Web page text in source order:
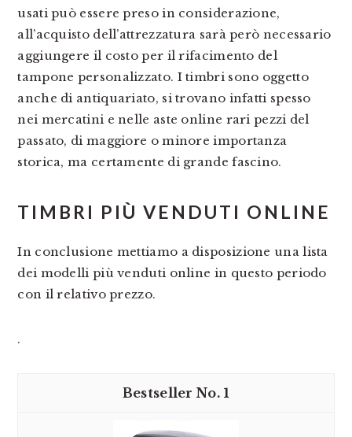
usati può essere preso in considerazione,
all’acquisto dell’attrezzatura sarà però necessario
aggiungere il costo per il rifacimento del
tampone personalizzato. I timbri sono oggetto
anche di antiquariato, si trovano infatti spesso
nei mercatini e nelle aste online rari pezzi del
passato, di maggiore o minore importanza
storica, ma certamente di grande fascino.
TIMBRI PIÙ VENDUTI ONLINE
In conclusione mettiamo a disposizione una lista
dei modelli più venduti online in questo periodo
con il relativo prezzo.
.
1